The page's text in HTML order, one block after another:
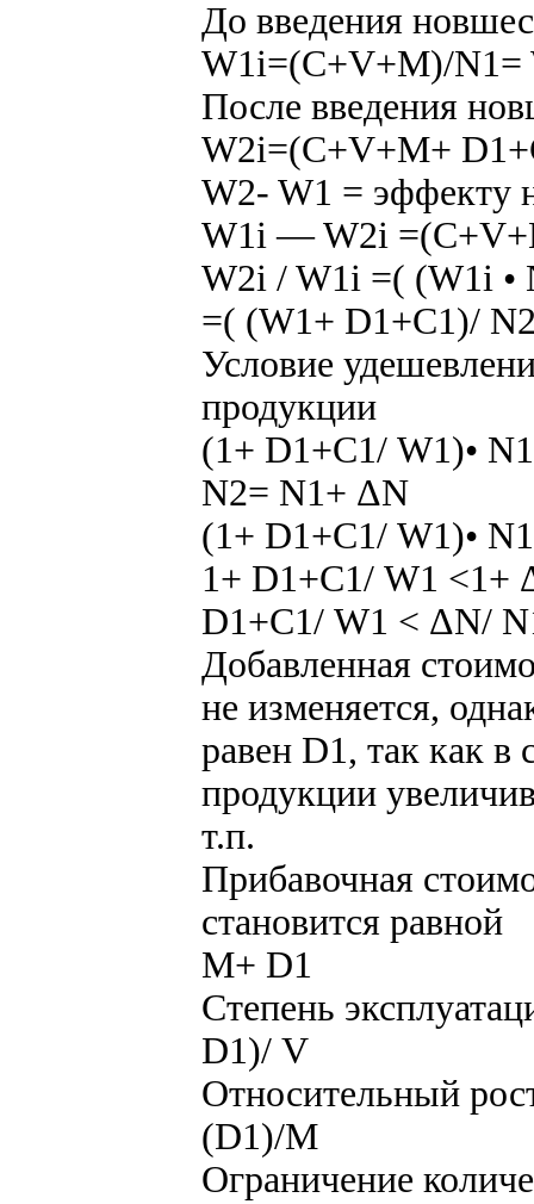
До введения
W1i=(C+V+M)/N1=
После введения
W2i=(C+V+M+
W2- W1 = эффекту
W1i — W2i
W2i / W1i =( (W1i •
=( (W1+ D1+С1)/
Условие
продукции
(1+ D1+С1/ W1)•
N2= N1+ ΔN
(1+ D1+С1/ W1)•
1+ D1+С1/ W1 <1+
D1+С1/ W1 < ΔN/
Добавленная
не изменяется,
равен D1, так как в
продукции
т.п.
Прибавочная
становится равной
М+ D1
Степень
D1)/ V
Относительный
(D1)/М
Ограничение